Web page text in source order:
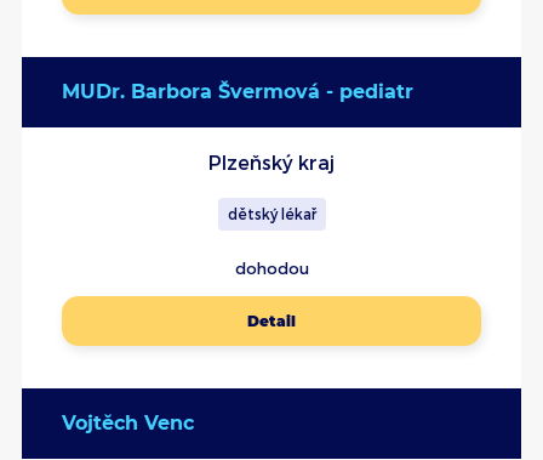
MUDr. Barbora Švermová - pediatr
Plzeňský kraj
dětský lékař
dohodou
Detail
Vojtěch Venc